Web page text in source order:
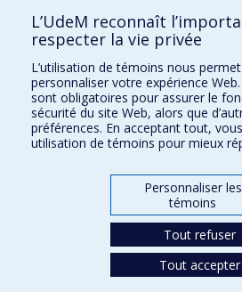
Écoles
Kinésiologie et des sciences de l’activité
Orthophonie et audiologie
Réadaptation
Directions
DPC
CPASS
L’UdeM reconnaît
respecter la vie privée
L’utilisation de témoins nous
personnaliser votre expérience
sont obligatoires pour assurer le
sécurité du site Web, alors que
préférences. En acceptant tout,
utilisation de témoins pour mieux
Personnaliser les
témoins
Tout refuser
Tout accepter